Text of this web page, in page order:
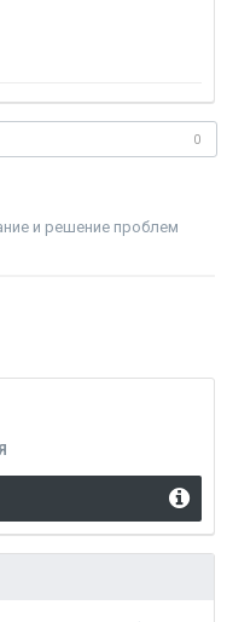
0
и решение проблем